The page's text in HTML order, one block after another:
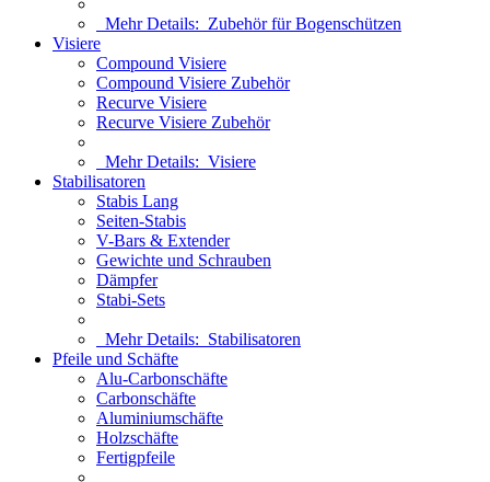
Mehr Details: Zubehör für Bogenschützen
Visiere
Compound Visiere
Compound Visiere Zubehör
Recurve Visiere
Recurve Visiere Zubehör
Mehr Details: Visiere
Stabilisatoren
Stabis Lang
Seiten-Stabis
V-Bars & Extender
Gewichte und Schrauben
Dämpfer
Stabi-Sets
Mehr Details: Stabilisatoren
Pfeile und Schäfte
Alu-Carbonschäfte
Carbonschäfte
Aluminiumschäfte
Holzschäfte
Fertigpfeile